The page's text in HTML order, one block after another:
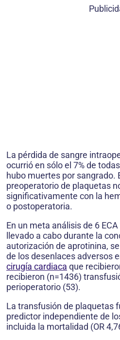
La pérdida de sangre
ocurrió en sólo el 7% de
hubo muertes por sangrado.
preoperatorio de plaquetas
significativamente con la
o postoperatoria.
En un meta análisis de 6
llevado a cabo durante la
autorización de aprotinina,
de los desenlaces adversos
cirugía cardiaca que
recibieron (n=1436)
perioperatorio (53).
La transfusión de plaquetas
predictor independiente de
incluida la mortalidad (OR